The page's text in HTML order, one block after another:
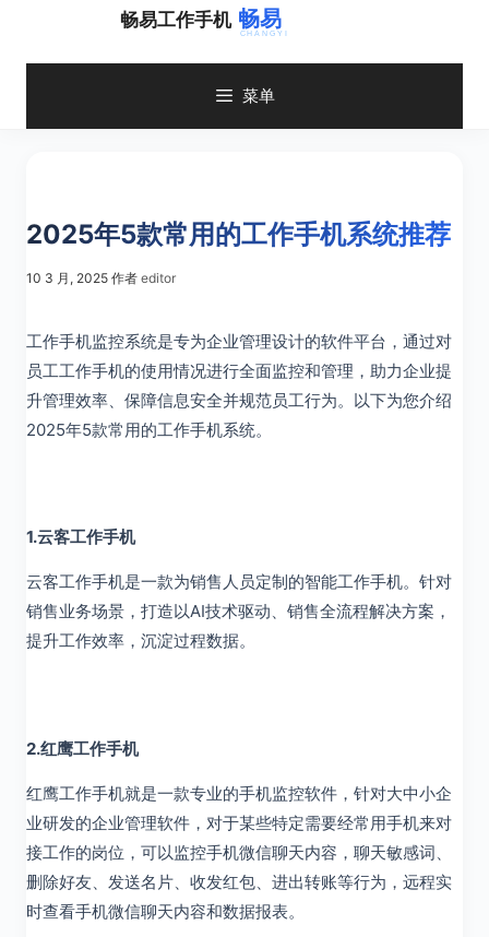
畅易工作手机
菜单
2025年5款常用的工作手机系统推荐
10 3 月, 2025 作者 editor
工作手机监控系统是专为企业管理设计的软件平台，通过对
员工工作手机的使用情况进行全面监控和管理，助力企业提
升管理效率、保障信息安全并规范员工行为。以下为您介绍
2025年5款常用的工作手机系统。
1.云客工作手机
云客工作手机是一款为销售人员定制的智能工作手机。针对
销售业务场景，打造以AI技术驱动、销售全流程解决方案，
提升工作效率，沉淀过程数据。
2.红鹰工作手机
红鹰工作手机就是一款专业的手机监控软件，针对大中小企
业研发的企业管理软件，对于某些特定需要经常用手机来对
接工作的岗位，可以监控手机微信聊天内容，聊天敏感词、
删除好友、发送名片、收发红包、进出转账等行为，远程实
时查看手机微信聊天内容和数据报表。